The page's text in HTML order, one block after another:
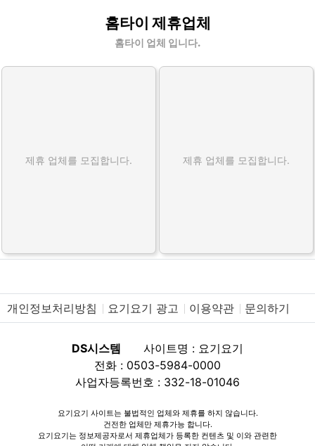
홈타이 제휴업체
홈타이 업체 입니다.
제휴 업체를 모집합니다. 제휴 업체를 모집합니다.
개인정보처리방침 요기요기 광고 이용약관 문의하기
DS시스템
사이트명 : 요기요기
전화 : 0503-5984-0000
사업자등록번호 : 332-18-01046
요기요기 사이트는 불법적인 업체와 제휴를 하지 않습니다.
건전한 업체만 제휴가능 합니다.
요기요기는 정보제공자로서 제휴업체가 등록한 컨텐츠 및 이와 관련한